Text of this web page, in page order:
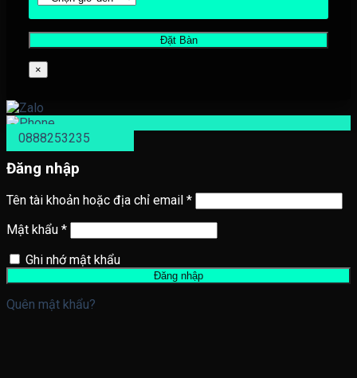
×
0888253235
Đăng nhập
Tên tài khoản hoặc địa chỉ email *
Mật khẩu *
Ghi nhớ mật khẩu
Đăng nhập
Quên mật khẩu?